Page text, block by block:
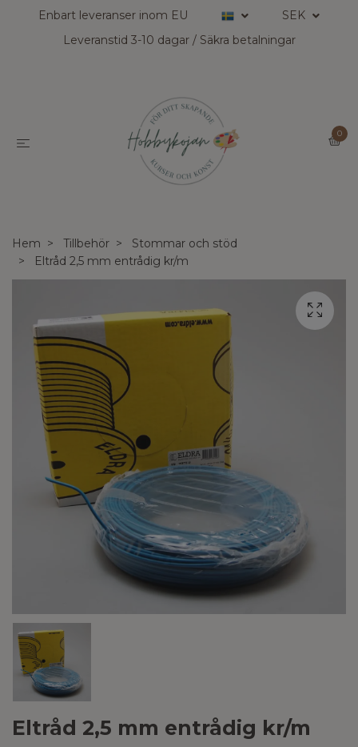
Enbart leveranser inom EU
SEK
Leveranstid 3-10 dagar / Säkra betalningar
0
Hem Tillbehör
Stommar och stöd
Eltråd 2,5 mm entrådig kr/m
Eltråd 2,5 mm entrådig kr/m